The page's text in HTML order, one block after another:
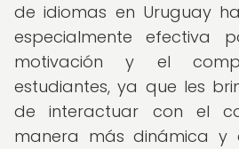
de idiomas en Uruguay
especialmente efectiva
motivación y el
estudiantes, ya que les
de interactuar con el
manera más dinámica y